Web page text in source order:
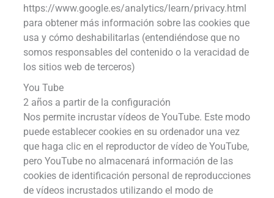
https://www.google.es/analytics/learn/privacy.html
para obtener más información sobre las cookies que
usa y cómo deshabilitarlas (entendiéndose que no
somos responsables del contenido o la veracidad de
los sitios web de terceros)
You Tube
2 años a partir de la configuración
Nos permite incrustar vídeos de YouTube. Este modo
puede establecer cookies en su ordenador una vez
que haga clic en el reproductor de vídeo de YouTube,
pero YouTube no almacenará información de las
cookies de identificación personal de reproducciones
de vídeos incrustados utilizando el modo de